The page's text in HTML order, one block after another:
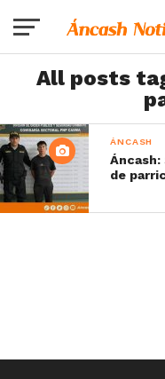
All posts
ÁNCASH
de